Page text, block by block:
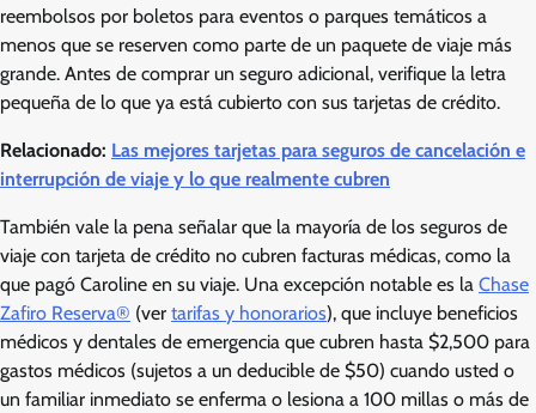
reembolsos por boletos para eventos o parques temáticos a
menos que se reserven como parte de un paquete de viaje más
grande. Antes de comprar un seguro adicional, verifique la letra
pequeña de lo que ya está cubierto con sus tarjetas de crédito.
Relacionado: Las mejores tarjetas para seguros de cancelación e
interrupción de viaje y lo que realmente cubren
También vale la pena señalar que la mayoría de los seguros de
viaje con tarjeta de crédito no cubren facturas médicas, como la
que pagó Caroline en su viaje. Una excepción notable es la Chase
Zafiro Reserva® (ver tarifas y honorarios), que incluye beneficios
médicos y dentales de emergencia que cubren hasta $2,500 para
gastos médicos (sujetos a un deducible de $50) cuando usted o
un familiar inmediato se enferma o lesiona a 100 millas o más de